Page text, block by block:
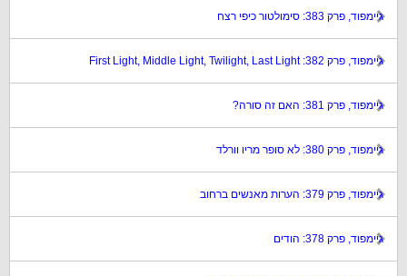
גיימפוד, פרק 383: סימולטור כיפי רצח
גיימפוד, פרק 382: First Light, Middle Light, Twilight, Last Light
גיימפוד, פרק 381: האם זה סורה?
גיימפוד, פרק 380: לא סופר מריו וורלד
גיימפוד, פרק 379: הערות מאנשים ברחוב
גיימפוד, פרק 378: הודים